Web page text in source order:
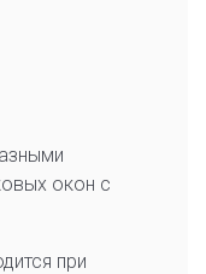
окон с
при